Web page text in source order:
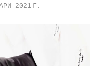
2021 Г.